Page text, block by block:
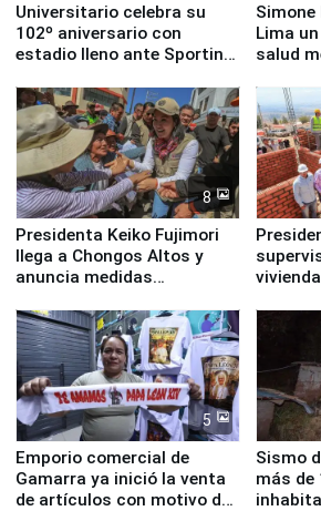
Universitario celebra su
102º aniversario con
estadio lleno ante Sporting
Lima
salud
8
Presidenta Keiko Fujimori
llega a Chongos Altos y
anuncia medidas
educación, salud y empleo
5
Emporio comercial de
Gamarra ya inició la venta
de artículos con motivo de
Sismo
más de